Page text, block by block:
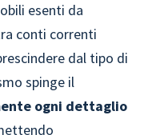
esenti da
conti correnti
dal tipo di
spinge il
ogni dettaglio